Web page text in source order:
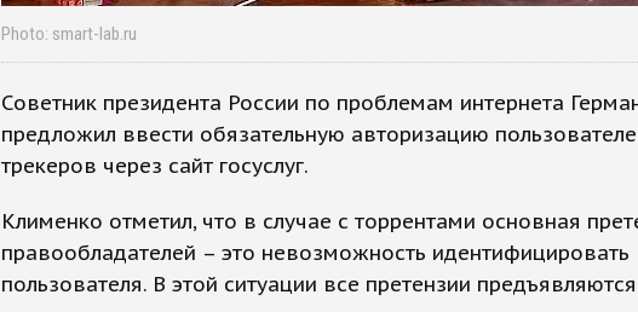
Photo: smart-lab.ru
Советник президента России по проблемам интернета
предложил ввести обязательную авторизацию
трекеров через сайт госуслуг.
Клименко отметил, что в случае с торрентами основная
правообладателей – это невозможность идентифицировать
пользователя. В этой ситуации все претензии